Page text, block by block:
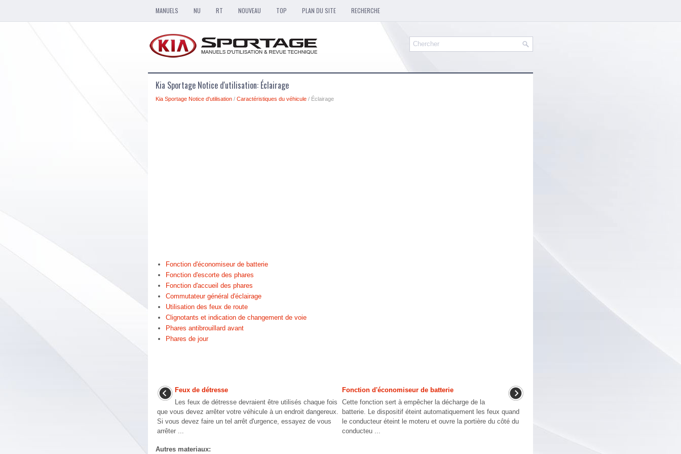
MANUELS NU RT NOUVEAU TOP PLAN DU SITE RECHERCHE
Kia Sportage Notice d'utilisation: Éclairage
Kia Sportage Notice d'utilisation / Caractéristiques du véhicule / Éclairage
Fonction d'économiseur de batterie
Fonction d'escorte des phares
Fonction d'accueil des phares
Commutateur général d'éclairage
Utilisation des feux de route
Clignotants et indication de changement de voie
Phares antibrouillard avant
Phares de jour
Feux de détresse
Les feux de détresse devraient être utilisés chaque fois
que vous devez arrêter votre véhicule à un endroit dangereux.
Si vous devez faire un tel arrêt d'urgence, essayez de vous
arrêter ...
Fonction d'économiseur de batterie
Cette fonction sert à empêcher la décharge de la
batterie. Le dispositif éteint automatiquement les feux quand
le conducteur éteint le moteru et ouvre la portière du côté du
conducteu ...
Autres materiaux: